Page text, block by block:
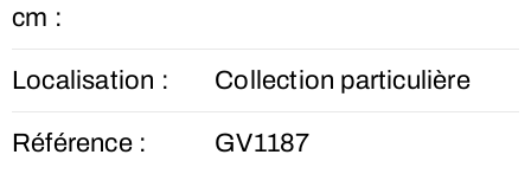
cm :
Localisation : Collection particulière
Référence : GV1187